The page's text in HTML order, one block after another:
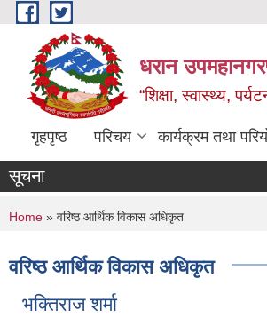
Skip to main content
धरान
“शिक्षा, स्वास्थ्य,
गृहपृष्ठ परिचय कार्यक्रम तथा
सूचना
You are here
Home » वरिष्ठ आर्थिक विकास अधिकृत
वरिष्ठ आर्थिक विकास अधिकृत
भक्तिराज शर्मा